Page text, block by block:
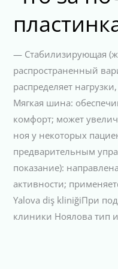
— Стабилизирующая
распространенный
распределяет
Мягкая шина:
комфорт; может
ноя у некоторых
предварительным
показание):
активности;
Yalova diş kliniğiПри
клиники Ноялова тип